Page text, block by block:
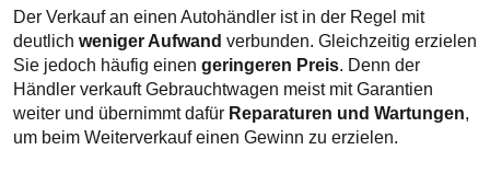
Der Verkauf an einen Autohändler ist in der Regel mit
deutlich weniger Aufwand verbunden. Gleichzeitig erzielen
Sie jedoch häufig einen geringeren Preis. Denn der
Händler verkauft Gebrauchtwagen meist mit Garantien
weiter und übernimmt dafür Reparaturen und Wartungen,
um beim Weiterverkauf einen Gewinn zu erzielen.